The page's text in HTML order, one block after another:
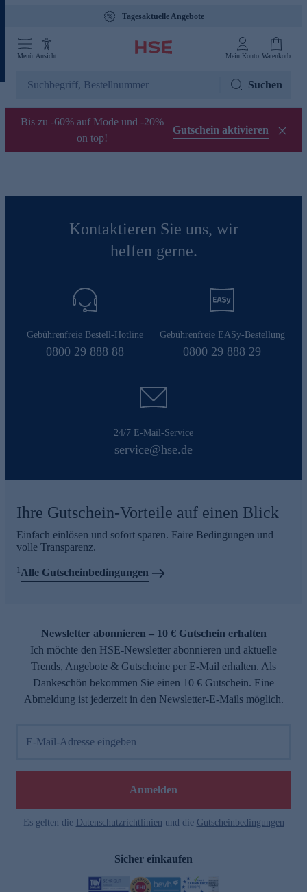
Tagesaktuelle Angebote
Menü Ansicht Mein Konto Warenkorb
Suchen
Bis zu -60% auf Mode und -20%
on top!
Gutschein aktivieren
Kontaktieren Sie uns, wir
helfen gerne.
Gebührenfreie Bestell-Hotline
0800 29 888 88
Gebührenfreie EASy-Bestellung
0800 29 888 29
24/7 E-Mail-Service
service@hse.de
Ihre Gutschein-Vorteile auf einen Blick
Einfach einlösen und sofort sparen. Faire Bedingungen und
volle Transparenz.
1Alle Gutscheinbedingungen
Newsletter abonnieren – 10 € Gutschein erhalten
Ich möchte den HSE-Newsletter abonnieren und aktuelle
Trends, Angebote & Gutscheine per E-Mail erhalten. Als
Dankeschön bekommen Sie einen 10 € Gutschein. Eine
Abmeldung ist jederzeit in den Newsletter-E-Mails möglich.
E-Mail-Adresse eingeben
Anmelden
Es gelten die Datenschutzrichtlinien und die Gutscheinbedingungen
Sicher einkaufen